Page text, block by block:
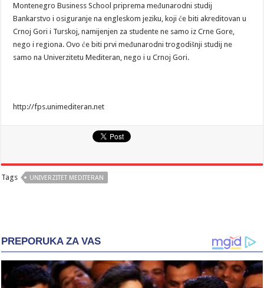
Montenegro Business School priprema međunarodni studij
Bankarstvo i osiguranje na engleskom jeziku, koji će biti akreditovan u
Crnoj Gori i Turskoj, namijenjen za studente ne samo iz Crne Gore,
nego i regiona. Ovo će biti prvi međunarodni trogodišnji studij ne
samo na Univerzitetu Mediteran, nego i u Crnoj Gori.
http://fps.unimediteran.net
Tags UNIVERZITET MEDITERAN